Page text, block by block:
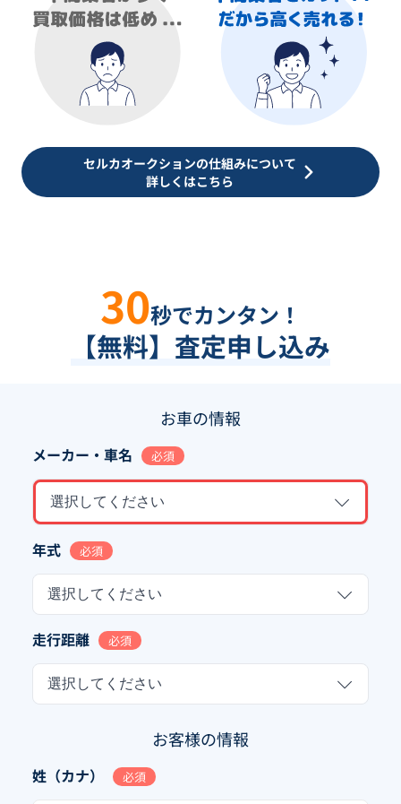
セルカオークションの仕組みについて
詳しくはこちら
30秒でカンタン！
【無料】査定申し込み
お車の情報
メーカー・車名 必須
選択してください
年式 必須
選択してください
走行距離 必須
選択してください
お客様の情報
姓（カナ） 必須